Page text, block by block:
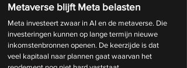
Metaverse blijft Meta belasten
Meta investeert zwaar in AI en de metaverse. Die
investeringen kunnen op lange termijn nieuwe
inkomstenbronnen openen. De keerzijde is dat
veel kapitaal naar plannen gaat waarvan het